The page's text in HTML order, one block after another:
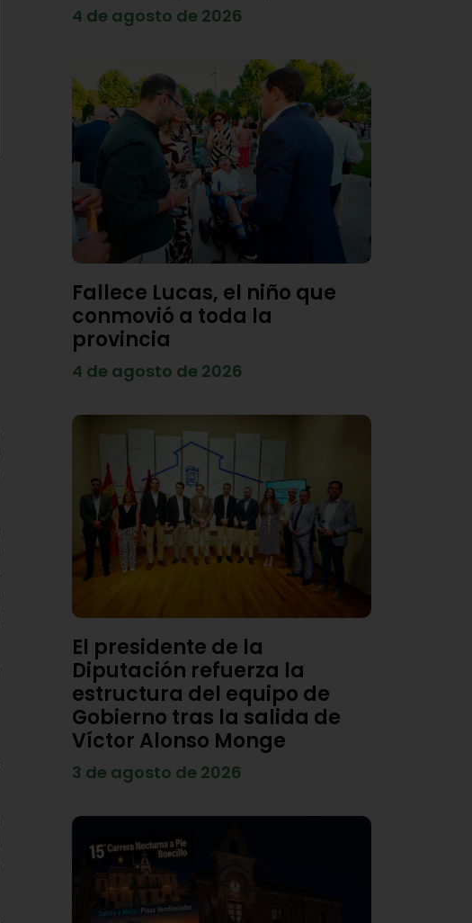
4 de agosto de 2026
Fallece Lucas, el niño que
conmovió a toda la
provincia
4 de agosto de 2026
El presidente de la
Diputación refuerza la
estructura del equipo de
Gobierno tras la salida de
Víctor Alonso Monge
3 de agosto de 2026